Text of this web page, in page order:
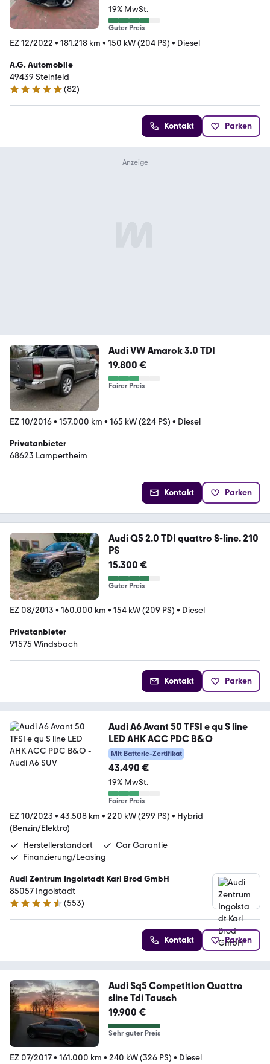
19% MwSt.
Guter Preis
EZ 12/2022 • 181.218 km • 150 kW (204 PS) • Diesel
A.G. Automobile
49439 Steinfeld
4.8 Sterne
(82)
Kontakt Parken
Audi VW Amarok 3.0 TDI
19.800 €
Fairer Preis
EZ 10/2016• 157.000 km • 165 kW (224 PS) • Diesel
Privatanbieter
68623 Lampertheim
Kontakt Parken
Audi Q5 2.0 TDI quattro S-line. 210
PS
15.300 €
Guter Preis
EZ 08/2013 • 160.000 km • 154 kW (209 PS) • Diesel
Privatanbieter
91575 Windsbach
Kontakt Parken
Audi A6 Avant 50 TFSI e qu S line
LED AHK ACC PDC B&O
Mit Batterie-Zertifikat
43.490 €
19% MwSt.
Fairer Preis
EZ 10/2023 • 43.508 km • 220 kW (299 PS) • Hybrid
(Benzin/Elektro)
Herstellerstandort
Car Garantie
Finanzierung/Leasing
Audi Zentrum Ingolstadt Karl Brod GmbH
85057 Ingolstadt
4.7 Sterne
(553)
Kontakt Parken
Audi Sq5 Competition Quattro
sline Tdi Tausch
19.900 €
Sehr guter Preis
EZ 07/2017• 161.000 km • 240 kW (326 PS) • Diesel